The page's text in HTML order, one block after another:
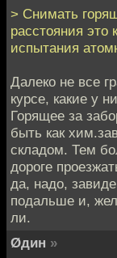
> Снимать
расстояния это
испытания
Далеко не все
курсе, какие у
Горящее за
быть как
складом. Тем
дороге
да, надо,
подальше и,
ли.
Øдин »